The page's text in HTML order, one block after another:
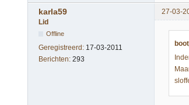
karla59
27-03-
Lid
Offline
Geregistreerd: 17-03-2011
Berichten: 293